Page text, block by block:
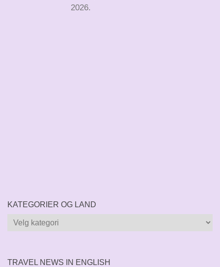
2026.
KATEGORIER OG LAND
Kategorier
TRAVEL NEWS IN ENGLISH